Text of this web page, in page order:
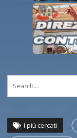
I più cercati